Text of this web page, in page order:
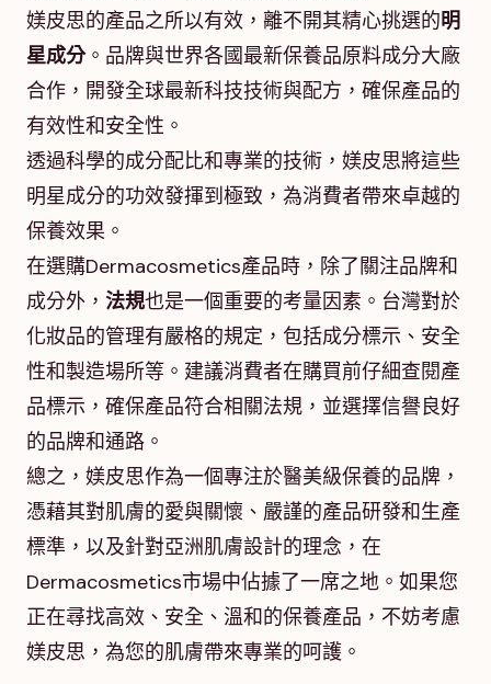
媄皮思的產品之所以有效，離不開其精心挑選的明
星成分。品牌與世界各國最新保養品原料成分大廠
合作，開發全球最新科技技術與配方，確保產品的
有效性和安全性。
透過科學的成分配比和專業的技術，媄皮思將這些
明星成分的功效發揮到極致，為消費者帶來卓越的
保養效果。
在選購Dermacosmetics產品時，除了關注品牌和
成分外， 法規也是一個重要的考量因素。台灣對於
化妝品的管理有嚴格的規定，包括成分標示、安全
性和製造場所等。建議消費者在購買前仔細查閱產
品標示，確保產品符合相關法規，並選擇信譽良好
的品牌和通路。
總之，媄皮思作為一個專注於醫美級保養的品牌，
憑藉其對肌膚的愛與關懷、嚴謹的產品研發和生產
標準，以及針對亞洲肌膚設計的理念，在
Dermacosmetics市場中佔據了一席之地。如果您
正在尋找高效、安全、溫和的保養產品，不妨考慮
媄皮思，為您的肌膚帶來專業的呵護。